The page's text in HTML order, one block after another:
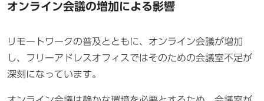
オンライン会議の増加による影響
リモートワークの普及とともに、オンライン会議が増加
し、フリーアドレスオフィスではそのための会議室不足が
深刻になっています。